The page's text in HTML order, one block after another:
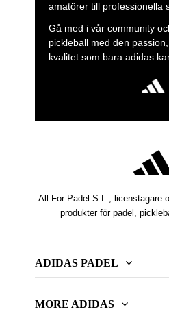
amatörer till professionella
Gå med i vår community
pickleball med den
kvalitet som bara adidas
All For Padel S.L., licenstagare
produkter för padel,
ADIDAS PADEL
MORE ADIDAS